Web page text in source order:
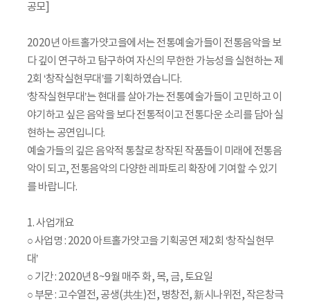
공모]
2020년 아트홀가얏고을에서는 전통예술가들이 전통음악을 보
다 깊이 연구하고 탐구하여 자신의 무한한 가능성을 실현하는 제
2회 ‘창작실현무대’를 기획하였습니다.
‘창작실현무대’는 현대를 살아가는 전통예술가들이 고민하고 이
야기하고 싶은 음악을 보다 전통적이고 전통다운 소리를 담아 실
현하는 공연입니다.
예술가들의 깊은 음악적 통찰로 창작된 작품들이 미래에 전통음
악이 되고, 전통음악의 다양한 레파토리 확장에 기여할 수 있기
를 바랍니다.
1. 사업개요
○ 사업명 : 2020 아트홀가얏고을 기획공연 제2회 ‘창작실현무
대’
○ 기간 : 2020년 8~9월 매주 화, 목, 금, 토요일
○ 부문 : 고수열전, 공생(共生)전, 병창전, 新시나위전, 작은창극